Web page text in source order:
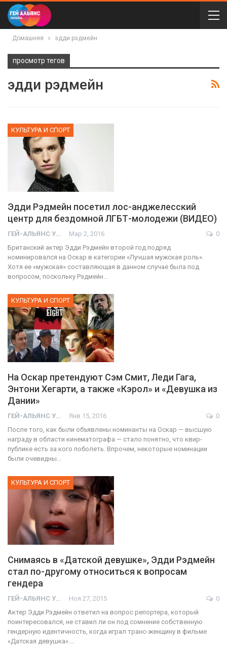
Домашняя эдди рэдмейн
просмотр тегов
эдди рэдмейн
КУЛЬТУРА И СПОРТ
Эдди Рэдмейн посетил лос-анджелесский
центр для бездомной ЛГБТ-молодежи (ВИДЕО)
ГЕЙ-АЛЬЯНС УКРАИНА Мар 2, 2016
0
Британский актер Эдди Рэдмейн второй год подряд
номинировался на Оскар в категории «Лучшая мужская роль».
Хотя ее «мужская» составляющая в данном случае была под
вопросом, поскольку Рэдмейн…
КУЛЬТУРА И СПОРТ
На Оскар претендуют Сэм Смит, Леди Гага,
Энтони Хегарти, а также «Кэрол» и «Девушка из
Дании»
ГЕЙ-АЛЬЯНС УКРАИНА Янв 15, 2016
0
После того, как были объявлены номинанты на Оскар — высшую
награду в области кинематографа — стало понятно, что квир-
публике есть за кого поболеть. Впрочем, некоторые номинации
были очевидны…
КУЛЬТУРА И СПОРТ
Снимаясь в «Датской девушке», Эдди Рэдмейн
стал по-другому относиться к вопросам
гендера
ГЕЙ-АЛЬЯНС УКРАИНА Ноя 27, 2015
0
Актер Эдди Рэдмейн ответил на вопрос репортера, который
поинтересовался, не ставил ли он под сомнение собственную
гендерную идентичность, когда играл транс-женщину в фильме
«Датская девушка».…